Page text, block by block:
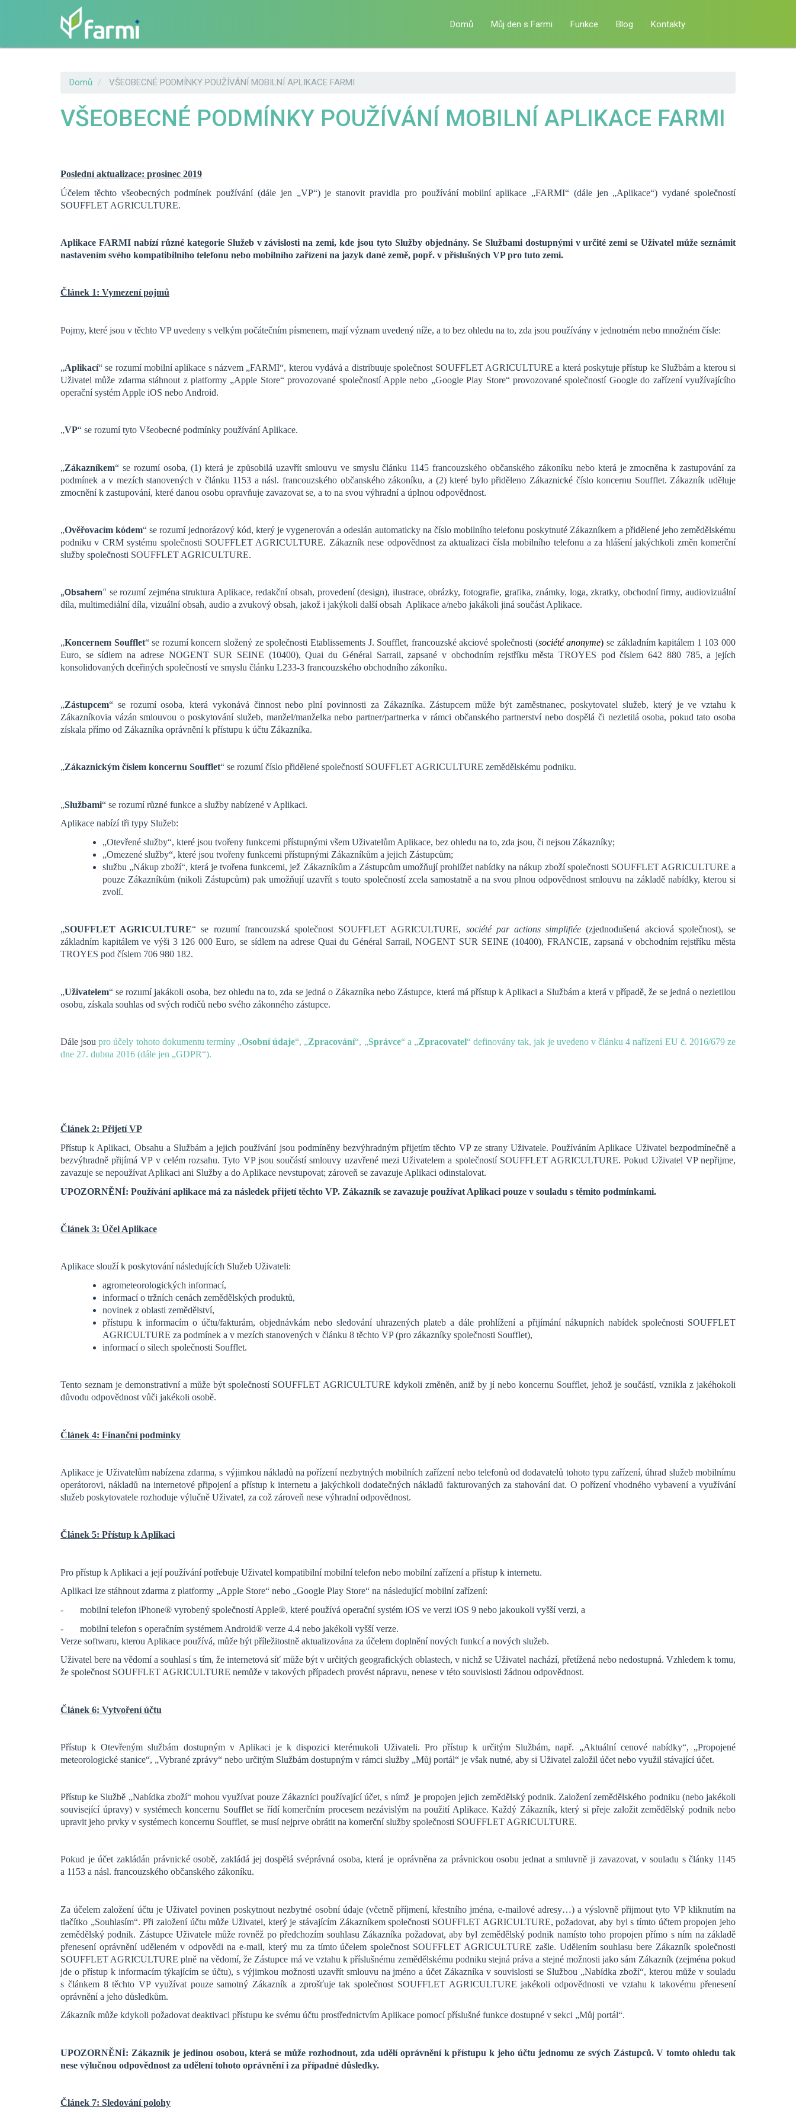
Menu
principal
Domů Můj den s Farmi Funkce Blog Kontakty
Domů VŠEOBECNÉ PODMÍNKY POUŽÍVÁNÍ MOBILNÍ APLIKACE FARMI
VŠEOBECNÉ PODMÍNKY POUŽÍVÁNÍ MOBILNÍ APLIKACE FARMI
Poslední aktualizace: prosinec 2019
Účelem těchto všeobecných podmínek používání (dále jen „VP“) je stanovit pravidla pro používání mobilní aplikace „FARMI“ (dále jen „Aplikace“) vydané společností
SOUFFLET AGRICULTURE.
Aplikace FARMI nabízí různé kategorie Služeb v závislosti na zemi, kde jsou tyto Služby objednány. Se Službami dostupnými v určité zemi se Uživatel může seznámit
nastavením svého kompatibilního telefonu nebo mobilního zařízení na jazyk dané země, popř. v příslušných VP pro tuto zemi.
Článek 1: Vymezení pojmů
Pojmy, které jsou v těchto VP uvedeny s velkým počátečním písmenem, mají význam uvedený níže, a to bez ohledu na to, zda jsou používány v jednotném nebo množném čísle:
„Aplikací“ se rozumí mobilní aplikace s názvem „FARMI“, kterou vydává a distribuuje společnost SOUFFLET AGRICULTURE a která poskytuje přístup ke Službám a kterou si
Uživatel může zdarma stáhnout z platformy „Apple Store“ provozované společností Apple nebo „Google Play Store“ provozované společností Google do zařízení využívajícího
operační systém Apple iOS nebo Android.
„VP“ se rozumí tyto Všeobecné podmínky používání Aplikace.
„Zákazníkem“ se rozumí osoba, (1) která je způsobilá uzavřít smlouvu ve smyslu článku 1145 francouzského občanského zákoníku nebo která je zmocněna k zastupování za
podmínek a v mezích stanovených v článku 1153 a násl. francouzského občanského zákoníku, a (2) které bylo přiděleno Zákaznické číslo koncernu Soufflet. Zákazník uděluje
zmocnění k zastupování, které danou osobu opravňuje zavazovat se, a to na svou výhradní a úplnou odpovědnost.
„Ověřovacím kódem“ se rozumí jednorázový kód, který je vygenerován a odeslán automaticky na číslo mobilního telefonu poskytnuté Zákazníkem a přidělené jeho zemědělskému
podniku v CRM systému společnosti SOUFFLET AGRICULTURE. Zákazník nese odpovědnost za aktualizaci čísla mobilního telefonu a za hlášení jakýchkoli změn komerční
služby společnosti SOUFFLET AGRICULTURE.
„Obsahem“ se rozumí zejména struktura Aplikace, redakční obsah, provedení (design), ilustrace, obrázky, fotografie, grafika, známky, loga, zkratky, obchodní firmy, audiovizuální
díla, multimediální díla, vizuální obsah, audio a zvukový obsah, jakož i jakýkoli další obsah Aplikace a/nebo jakákoli jiná součást Aplikace.
„Koncernem Soufflet“ se rozumí koncern složený ze společnosti Etablissements J. Soufflet, francouzské akciové společnosti (société anonyme) se základním kapitálem 1 103 000
Euro, se sídlem na adrese NOGENT SUR SEINE (10400), Quai du Général Sarrail, zapsané v obchodním rejstříku města TROYES pod číslem 642 880 785, a jejích
konsolidovaných dceřiných společností ve smyslu článku L233-3 francouzského obchodního zákoníku.
„Zástupcem“ se rozumí osoba, která vykonává činnost nebo plní povinnosti za Zákazníka. Zástupcem může být zaměstnanec, poskytovatel služeb, který je ve vztahu k
Zákazníkovia vázán smlouvou o poskytování služeb, manžel/manželka nebo partner/partnerka v rámci občanského partnerství nebo dospělá či nezletilá osoba, pokud tato osoba
získala přímo od Zákazníka oprávnění k přístupu k účtu Zákazníka.
„Zákaznickým číslem koncernu Soufflet“ se rozumí číslo přidělené společností SOUFFLET AGRICULTURE zemědělskému podniku.
„Službami“ se rozumí různé funkce a služby nabízené v Aplikaci.
Aplikace nabízí tři typy Služeb:
„Otevřené služby“, které jsou tvořeny funkcemi přístupnými všem Uživatelům Aplikace, bez ohledu na to, zda jsou, či nejsou Zákazníky;
„Omezené služby“, které jsou tvořeny funkcemi přístupnými Zákazníkům a jejich Zástupcům;
službu „Nákup zboží“, která je tvořena funkcemi, jež Zákazníkům a Zástupcům umožňují prohlížet nabídky na nákup zboží společnosti SOUFFLET AGRICULTURE a
pouze Zákazníkům (nikoli Zástupcům) pak umožňují uzavřít s touto společností zcela samostatně a na svou plnou odpovědnost smlouvu na základě nabídky, kterou si
zvolí.
„SOUFFLET AGRICULTURE“ se rozumí francouzská společnost SOUFFLET AGRICULTURE, société par actions simplifiée (zjednodušená akciová společnost), se
základním kapitálem ve výši 3 126 000 Euro, se sídlem na adrese Quai du Général Sarrail, NOGENT SUR SEINE (10400), FRANCIE, zapsaná v obchodním rejstříku města
TROYES pod číslem 706 980 182.
„Uživatelem“ se rozumí jakákoli osoba, bez ohledu na to, zda se jedná o Zákazníka nebo Zástupce, která má přístup k Aplikaci a Službám a která v případě, že se jedná o nezletilou
osobu, získala souhlas od svých rodičů nebo svého zákonného zástupce.
Dále jsoupro účely tohoto dokumentu termíny „Osobní údaje“, „Zpracování“, „Správce“ a „Zpracovatel“ definovány tak, jak je uvedeno v článku 4 nařízení EU č. 2016/679 ze
dne 27. dubna 2016 (dále jen „GDPR“).
Článek 2: Přijetí VP
Přístup k Aplikaci, Obsahu a Službám a jejich používání jsou podmíněny bezvýhradným přijetím těchto VP ze strany Uživatele. Používáním Aplikace Uživatel bezpodmínečně a
bezvýhradně přijímá VP v celém rozsahu. Tyto VP jsou součástí smlouvy uzavřené mezi Uživatelem a společností SOUFFLET AGRICULTURE. Pokud Uživatel VP nepřijme,
zavazuje se nepoužívat Aplikaci ani Služby a do Aplikace nevstupovat; zároveň se zavazuje Aplikaci odinstalovat.
UPOZORNĚNÍ: Používání aplikace má za následek přijetí těchto VP. Zákazník se zavazuje používat Aplikaci pouze v souladu s těmito podmínkami.
Článek 3: Účel Aplikace
Aplikace slouží k poskytování následujících Služeb Uživateli:
agrometeorologických informací,
informací o tržních cenách zemědělských produktů,
novinek z oblasti zemědělství,
přístupu k informacím o účtu/fakturám, objednávkám nebo sledování uhrazených plateb a dále prohlížení a přijímání nákupních nabídek společnosti SOUFFLET
AGRICULTURE za podmínek a v mezích stanovených v článku 8 těchto VP (pro zákazníky společnosti Soufflet),
informací o silech společnosti Soufflet.
Tento seznam je demonstrativní a může být společností SOUFFLET AGRICULTURE kdykoli změněn, aniž by jí nebo koncernu Soufflet, jehož je součástí, vznikla z jakéhokoli
důvodu odpovědnost vůči jakékoli osobě.
Článek 4: Finanční podmínky
Aplikace je Uživatelům nabízena zdarma, s výjimkou nákladů na pořízení nezbytných mobilních zařízení nebo telefonů od dodavatelů tohoto typu zařízení, úhrad služeb mobilnímu
operátorovi, nákladů na internetové připojení a přístup k internetu a jakýchkoli dodatečných nákladů fakturovaných za stahování dat. O pořízení vhodného vybavení a využívání
služeb poskytovatele rozhoduje výlučně Uživatel, za což zároveň nese výhradní odpovědnost.
Článek 5: Přístup k Aplikaci
Pro přístup k Aplikaci a její používánípotřebuje Uživatel kompatibilní mobilní telefon nebo mobilní zařízení a přístup k internetu.
Aplikaci lze stáhnout zdarma z platformy „Apple Store“ nebo „Google Play Store“ na následující mobilní zařízení:
- mobilní telefon iPhone® vyrobený společností Apple®, které používá operační systém iOS ve verzi iOS 9 nebo jakoukoli vyšší verzi, a
- mobilní telefon s operačním systémem Android® verze 4.4 nebo jakékoli vyšší verze.
Verze softwaru, kterou Aplikace používá, může být příležitostně aktualizována za účelem doplnění nových funkcí a nových služeb.
Uživatel bere na vědomí a souhlasí s tím, že internetová síť může být v určitých geografických oblastech, v nichž se Uživatel nachází, přetížená nebo nedostupná. Vzhledem k tomu,
že společnost SOUFFLET AGRICULTURE nemůže v takových případech provést nápravu, nenese v této souvislosti žádnou odpovědnost.
Článek 6: Vytvoření účtu
Přístup k Otevřeným službám dostupným v Aplikaci je k dispozici kterémukoli Uživateli. Pro přístup k určitým Službám, např. „Aktuální cenové nabídky“, „Propojené
meteorologické stanice“, „Vybrané zprávy“ nebo určitým Službám dostupným v rámci služby „Můj portál“ je však nutné, aby si Uživatel založil účet nebo využil stávající účet.
Přístup ke Službě „Nabídka zboží“ mohou využívat pouze Zákazníci používající účet, s nímž je propojen jejich zemědělský podnik. Založení zemědělského podniku (nebo jakékoli
související úpravy) v systémech koncernu Soufflet se řídí komerčním procesem nezávislým na použití Aplikace. Každý Zákazník, který si přeje založit zemědělský podnik nebo
upravit jeho prvky v systémech koncernu Soufflet, se musí nejprve obrátit na komerční služby společnosti SOUFFLET AGRICULTURE.
Pokud je účet zakládán právnické osobě, zakládá jej dospělá svéprávná osoba, která je oprávněna za právnickou osobu jednat a smluvně ji zavazovat, v souladu s články 1145
a 1153 a násl. francouzského občanského zákoníku.
Za účelem založení účtu je Uživatel povinen poskytnout nezbytné osobní údaje (včetně příjmení, křestního jména, e-mailové adresy…) a výslovně přijmout tyto VP kliknutím na
tlačítko „Souhlasím“. Při založení účtu může Uživatel, který je stávajícím Zákazníkem společnosti SOUFFLET AGRICULTURE, požadovat, aby byl s tímto účtem propojen jeho
zemědělský podnik. Zástupce Uživatele může rovněž po předchozím souhlasu Zákazníka požadovat, aby byl zemědělský podnik namísto toho propojen přímo s ním na základě
přenesení oprávnění uděleném v odpovědi na e-mail, který mu za tímto účelem společnost SOUFFLET AGRICULTURE zašle. Udělením souhlasu bere Zákazník společnosti
SOUFFLET AGRICULTURE plně na vědomí, že Zástupce má ve vztahu k příslušnému zemědělskému podniku stejná práva a stejné možnosti jako sám Zákazník (zejména pokud
jde o přístup k informacím týkajícím se účtu), s výjimkou možnosti uzavřít smlouvu na jméno a účet Zákazníka v souvislosti se Službou „Nabídka zboží“, kterou může v souladu
s článkem 8 těchto VP využívat pouze samotný Zákazník a zprošťuje tak společnost SOUFFLET AGRICULTURE jakékoli odpovědnosti ve vztahu k takovému přenesení
oprávnění a jeho důsledkům.
Zákazník může kdykoli požadovat deaktivaci přístupu ke svému účtu prostřednictvím Aplikace pomocí příslušné funkce dostupné v sekci „Můj portál“.
UPOZORNĚNÍ: Zákazník je jedinou osobou, která se může rozhodnout, zda udělí oprávnění k přístupu k jeho účtu jednomu ze svých Zástupců. V tomto ohledu tak
nese výlučnou odpovědnost za udělení tohoto oprávnění i za případné důsledky.
Článek 7: Sledování polohy